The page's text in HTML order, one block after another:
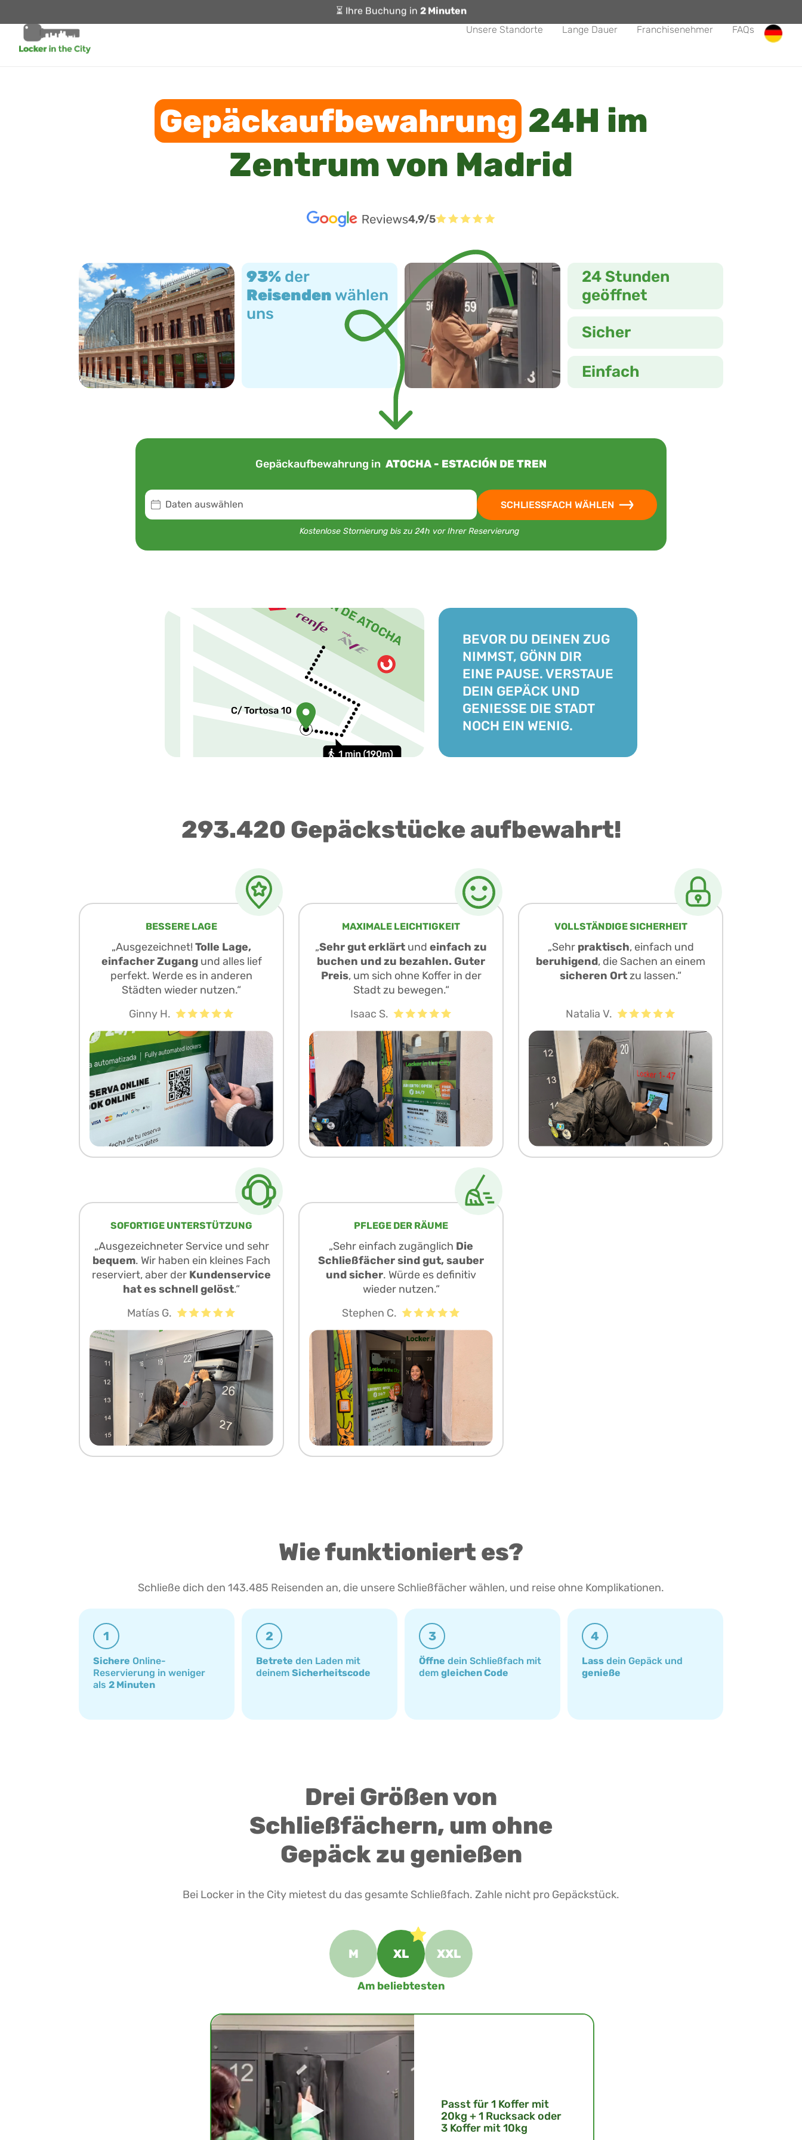
⏳ Ihre Buchung in 2 Minuten
Unsere Standorte
Lange Dauer Franchisenehmer FAQs
Gepäckaufbewahrung24H im
Zentrum von Madrid
4,9/5
93% der
Reisenden wählen
uns
Sicher
Einfach
24 Stunden
geöffnet
Gepäckaufbewahrung in ATOCHA - ESTACIÓN DE TREN
Daten auswählen SCHLIESSFACH WÄHLEN
Kostenlose Stornierung bis zu 24h vor Ihrer Reservierung
BEVOR DU DEINEN ZUG
NIMMST, GÖNN DIR
EINE PAUSE. VERSTAUE
DEIN GEPÄCK UND
GENIESSE DIE STADT
NOCH EIN WENIG.
293.420 Gepäckstücke aufbewahrt!
BESSERE LAGE
„Ausgezeichnet!Tolle Lage,
einfacher Zugangund alles lief
perfekt. Werde es in anderen
Städten wieder nutzen.“
Ginny H.
MAXIMALE LEICHTIGKEIT
„Sehr gut erklärt und einfach zu
buchen und zu bezahlen. Guter
Preis, um sich ohne Koffer in der
Stadt zu bewegen.“
Isaac S.
VOLLSTÄNDIGE SICHERHEIT
„Sehr praktisch, einfach und
beruhigend, die Sachen an einem
sicheren Ortzu lassen.“
Natalia V.
SOFORTIGE UNTERSTÜTZUNG
„Ausgezeichneter Service und sehr
bequem. Wir haben ein kleines Fach
reserviert, aber der Kundenservice
hat es schnell gelöst.“
Matías G.
PFLEGE DER RÄUME
„Sehr einfach zugänglich Die
Schließfächer sind gut, sauber
und sicher. Würde es definitiv
wieder nutzen.“
Stephen C.
Wie funktioniert es?
Schließe dich den 143.485 Reisenden an, die unsere Schließfächer wählen, und reise ohne Komplikationen.
1
Sichere Online-
Reservierung in weniger
als 2 Minuten
2
Betrete den Laden mit
deinem Sicherheitscode
3
Öffne dein Schließfach mit
dem gleichen Code
4
Lass dein Gepäck und
genieße
Drei Größen von
Schließfächern, um ohne
Gepäck zu genießen
Bei Locker in the City mietest du das gesamte Schließfach. Zahle nicht pro Gepäckstück.
M XL XXL
Am beliebtesten
Passt für 1 Koffer mit
20kg + 1 Rucksack oder
3 Koffer mit 10kg